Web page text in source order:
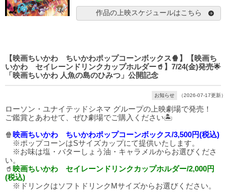
作品の上映スケジュールはこちら
【映画ちいかわ ちいかわポップコーンボックス🍿】【映画ち
いかわ セイレーンドリンクカップホルダー🥤】7/24(金)発売🌟
「映画ちいかわ 人魚の島のひみつ」公開記念
お知らせ （2026-07-17更新）
ローソン・ユナイテッドシネマ グループの上映劇場で発売！
ご鑑賞とあわせて、ぜひ劇場でご購入ください🏝️
🍿映画ちいかわ ちいかわポップコーンボックス/3,500円(税込)
※ポップコーンはSサイズカップにて提供いたします。
※お味は塩・バターしょう油・キャラメルからお選びくださ
い。
🥤 映画ちいかわ セイレーンドリンクカップホルダー/2,000円
(税込)
※ドリンクはソフトドリンクMサイズからお選びください。